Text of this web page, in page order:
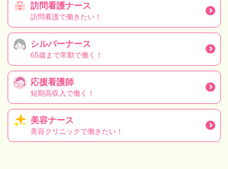
訪問看護ナース
訪問看護で働きたい！
シルバーナース
65歳まで常勤で働く！
応援看護師
短期高収入で働く！
美容ナース
美容クリニックで働きたい！